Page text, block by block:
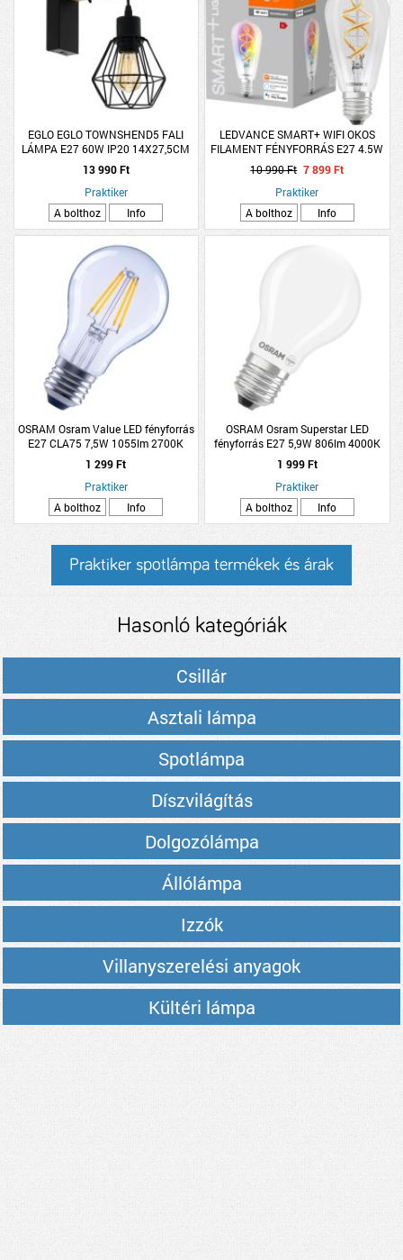
EGLO EGLO TOWNSHEND5 FALI
LÁMPA E27 60W IP20 14X27,5CM
FEKETE/FA
13 990 Ft
Praktiker
A bolthoz
Info
LEDVANCE SMART+ WIFI OKOS
FILAMENT FÉNYFORRÁS E27 4.5W
300LM DIMMELHETŐ SZÍNES
10 990 Ft 7 899 Ft
Praktiker
A bolthoz
Info
OSRAM Osram Value LED fényforrás
E27 CLA75 7,5W 1055lm 2700K
körte melegfehér filamed
1 299 Ft
Praktiker
A bolthoz
Info
OSRAM Osram Superstar LED
fényforrás E27 5,9W 806lm 4000K
hidegfehér dimmelhető, opál üveg
1 999 Ft
Praktiker
A bolthoz
Info
Praktiker spotlámpa termékek és árak
Hasonló kategóriák
Csillár
Asztali lámpa
Spotlámpa
Díszvilágítás
Dolgozólámpa
Állólámpa
Izzók
Villanyszerelési anyagok
Kültéri lámpa